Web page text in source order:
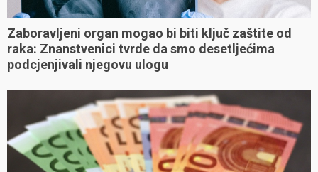
Zaboravljeni organ mogao bi biti ključ zaštite od
raka: Znanstvenici tvrde da smo desetljećima
podcjenjivali njegovu ulogu